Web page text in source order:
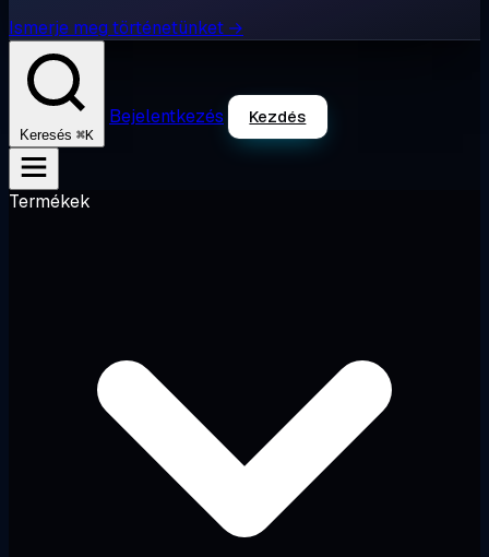
Ismerje meg történetünket →
Keresés ⌘K
Bejelentkezés Kezdés
Termékek